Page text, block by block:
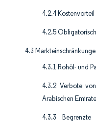
4.2.4
4.2.5
4.3
4.3.1 Rohöl- und
4.3.2 Verbote
Arabischen
4.3.3 Begrenzte